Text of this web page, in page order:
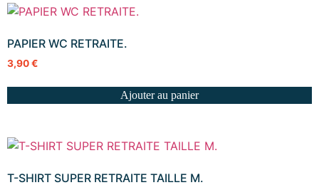
PAPIER WC RETRAITE.
3,90€
Ajouter au panier
T-SHIRT SUPER RETRAITE TAILLE M.